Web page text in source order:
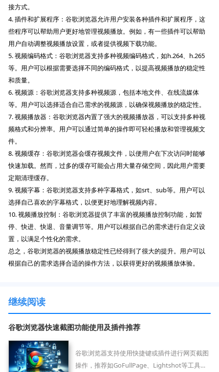
接方式。
4. 插件和扩展程序：谷歌浏览器允许用户安装各种插件和扩展程序，这
些程序可以帮助用户更好地管理视频播放。例如，有一些插件可以帮助
用户自动调整视频播放设置，或者提供视频下载功能。
5. 视频编码格式：谷歌浏览器支持多种视频编码格式，如h.264、h.265
等。用户可以根据需要选择不同的编码格式，以提高视频播放的稳定性
和质量。
6. 视频源：谷歌浏览器支持多种视频源，包括本地文件、在线流媒体
等。用户可以选择适合自己需求的视频源，以确保视频播放的稳定性。
7. 视频播放器：谷歌浏览器内置了强大的视频播放器，可以支持多种视
频格式和分辨率。用户可以通过简单的操作即可轻松播放和管理视频文
件。
8. 视频缓存：谷歌浏览器会缓存视频文件，以便用户在下次访问时能够
快速加载。然而，过多的缓存可能会占用大量存储空间，因此用户需要
定期清理缓存。
9. 视频字幕：谷歌浏览器支持多种字幕格式，如srt、sub等。用户可以
选择自己喜欢的字幕格式，以便更好地理解视频内容。
10. 视频播放控制：谷歌浏览器提供了丰富的视频播放控制功能，如暂
停、快进、快退、音量调节等。用户可以根据自己的需求进行自定义设
置，以满足个性化的需求。
总之，谷歌浏览器的视频播放稳定性已经得到了很大的提升。用户可以
根据自己的需求选择合适的操作方法，以获得更好的视频播放体验。
继续阅读
谷歌浏览器快速截图功能使用及插件推荐
谷歌浏览器支持使用快捷键或插件进行网页截图
操作，推荐如GoFullPage、Lightshot等工具，